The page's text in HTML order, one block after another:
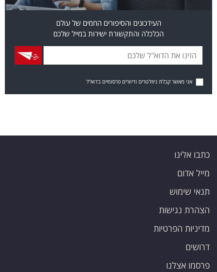
העידכונים והסיפורים החמים של עולם
הכלכלה והתקשורת ישירות במייל שלכם
אני מאשר קבלת ניוזלטרים ודיוורים פרסומיים בדוא"ל
כתבו אלינו
מייל אדום
תנאי שימוש
הצהרת נגישות
מדיניות הפרטיות
דרושים
פרסמו אצלנו